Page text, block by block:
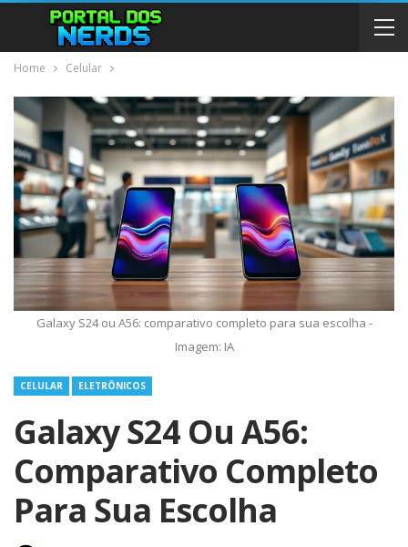
Home Celular
Galaxy S24 ou A56: comparativo completo para sua escolha -
Imagem: IA
CELULAR ELETRÔNICOS
Galaxy S24 Ou A56:
Comparativo Completo
Para Sua Escolha